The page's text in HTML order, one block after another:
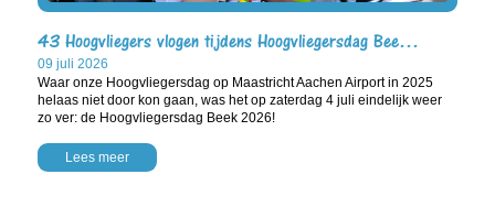
43 Hoogvliegers vlogen tijdens Hoogvliegersdag Bee…
09 juli 2026
Waar onze Hoogvliegersdag op Maastricht Aachen Airport in 2025
helaas niet door kon gaan, was het op zaterdag 4 juli eindelijk weer
zo ver: de Hoogvliegersdag Beek 2026!
Lees meer